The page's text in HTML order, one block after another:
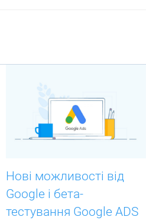
Нові можливості від
Google і бета-
тестування Google ADS